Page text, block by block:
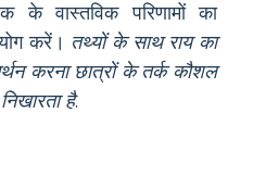
के वास्तविक परिणामों का
करें। तथ्यों के साथ राय का
करना छात्रों के तर्क कौशल
है.